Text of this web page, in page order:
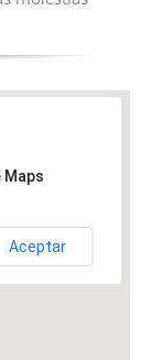
Maps
Aceptar